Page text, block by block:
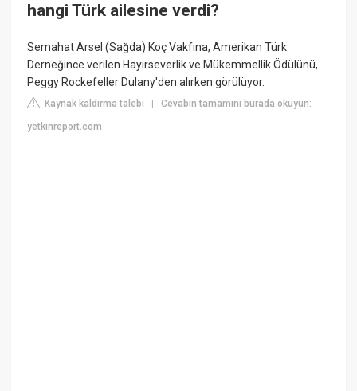
hangi Türk ailesine verdi?
Semahat Arsel (Sağda) Koç Vakfına, Amerikan Türk
Derneğince verilen Hayırseverlik ve Mükemmellik Ödülünü,
Peggy Rockefeller Dulany'den alırken görülüyor.
Kaynak kaldırma talebi |Cevabın tamamını burada okuyun:
yetkinreport.com